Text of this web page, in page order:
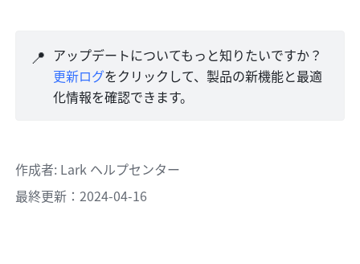
📍 アップデートについてもっと知りたいですか？
更新ログをクリックして、製品の新機能と最適
化情報を確認できます。
作成者: Lark ヘルプセンター
最終更新：2024-04-16